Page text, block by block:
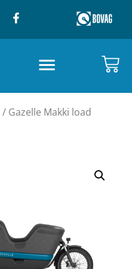
/ Gazelle Makki load